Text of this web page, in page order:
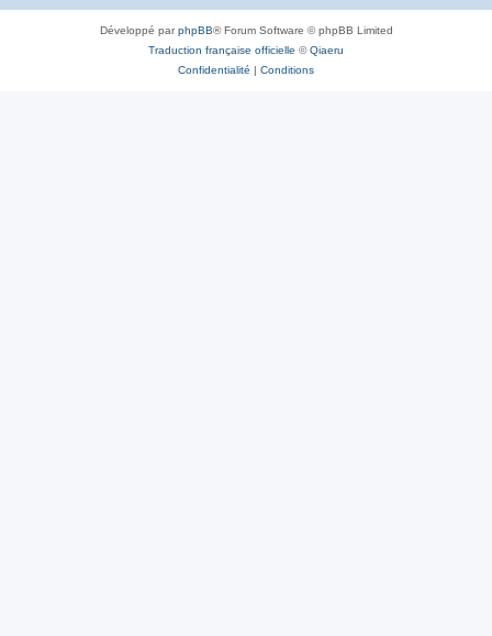
Développé parphpBB® Forum Software © phpBB Limited
Traduction française officielle ©Qiaeru
Confidentialité | Conditions